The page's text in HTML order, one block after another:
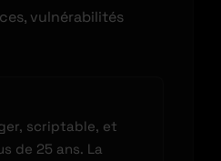
vulnérabilités
scriptable, et
de 25 ans. La